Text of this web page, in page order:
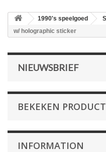
1990's speelgoed
w/ holographic sticker
NIEUWSBRIEF
BEKEKEN
INFORMATION